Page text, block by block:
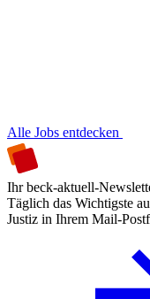
Alle Jobs entdecken
Ihr beck-aktuell-
Täglich das Wichtigste
Justiz in Ihrem Mail-